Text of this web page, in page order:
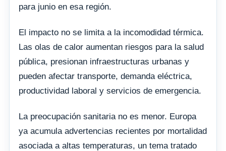
para junio en esa región.
El impacto no se limita a la incomodidad térmica.
Las olas de calor aumentan riesgos para la salud
pública, presionan infraestructuras urbanas y
pueden afectar transporte, demanda eléctrica,
productividad laboral y servicios de emergencia.
La preocupación sanitaria no es menor. Europa
ya acumula advertencias recientes por mortalidad
asociada a altas temperaturas, un tema tratado